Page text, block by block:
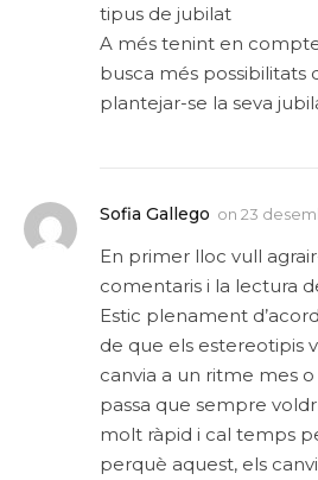
tipus de jubilat
A més tenint en
busca més possibilitats
plantejar-se la seva
Sofia Gallego on 23
En primer lloc vull
comentaris i la lectura
Estic plenament
de que els estereotipis
canvia a un ritme mes
passa que sempre
molt ràpid i cal temps
perquè aquest, els